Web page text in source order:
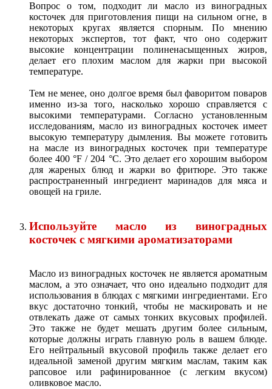
Вопрос о том, подходит ли масло из виноградных
косточек для приготовления пищи на сильном огне, в
некоторых кругах является спорным. По мнению
некоторых экспертов, тот факт, что оно содержит
высокие концентрации полиненасыщенных жиров,
делает его плохим маслом для жарки при высокой
температуре.
Тем не менее, оно долгое время был фаворитом поваров
именно из-за того, насколько хорошо справляется с
высокими температурами. Согласно установленным
исследованиям, масло из виноградных косточек имеет
высокую температуру дымления. Вы можете готовить
на масле из виноградных косточек при температуре
более 400 °F / 204 °C. Это делает его хорошим выбором
для жареных блюд и жарки во фритюре. Это также
распространенный ингредиент маринадов для мяса и
овощей на гриле.
Используйте масло из виноградных
косточек с мягкими ароматизаторами
Масло из виноградных косточек не является ароматным
маслом, а это означает, что оно идеально подходит для
использования в блюдах с мягкими ингредиентами. Его
вкус достаточно тонкий, чтобы не маскировать и не
отвлекать даже от самых тонких вкусовых профилей.
Это также не будет мешать другим более сильным,
которые должны играть главную роль в вашем блюде.
Его нейтральный вкусовой профиль также делает его
идеальной заменой другим мягким маслам, таким как
рапсовое или рафинированное (с легким вкусом)
оливковое масло.